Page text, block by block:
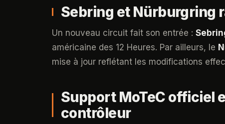
Sebring et Nürburgring
Un nouveau circuit fait son entrée :
américaine des 12 Heures. Par ailleurs, le
mise à jour reflétant les modifications
Support MoTeC officiel
contrôleur